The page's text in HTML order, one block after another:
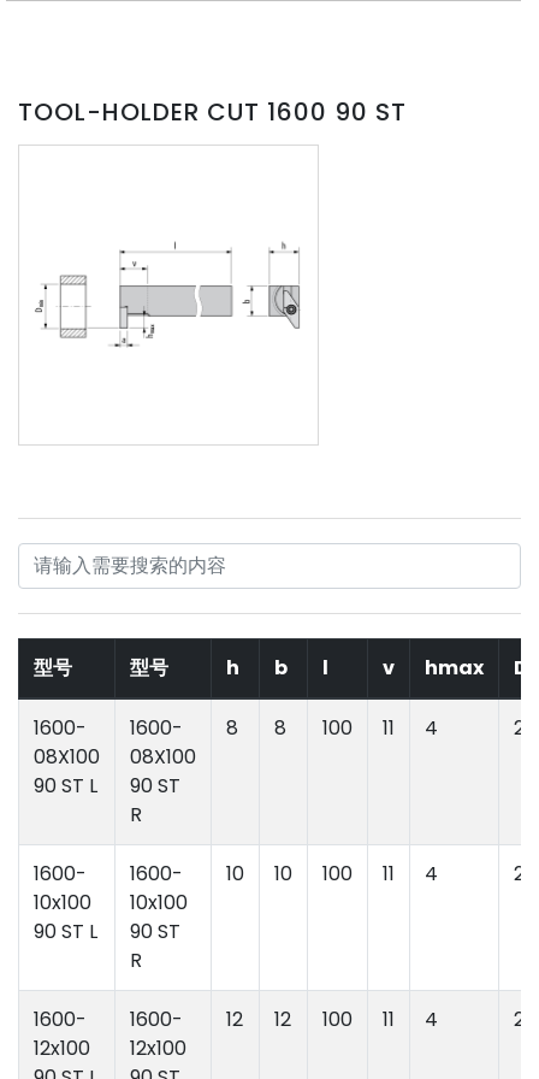
TOOL-HOLDER CUT 1600 90 ST
型号 型号 h b l v hmax
1600-
08X100
90 ST L
1600-
08X100
90 ST
R
8 8 100 11 4 21
1600-
10x100
90 ST L
1600-
10x100
90 ST
R
10 10 100 11 4 21
1600-
12x100
1600-
12x100
12 12 100 11 4 21